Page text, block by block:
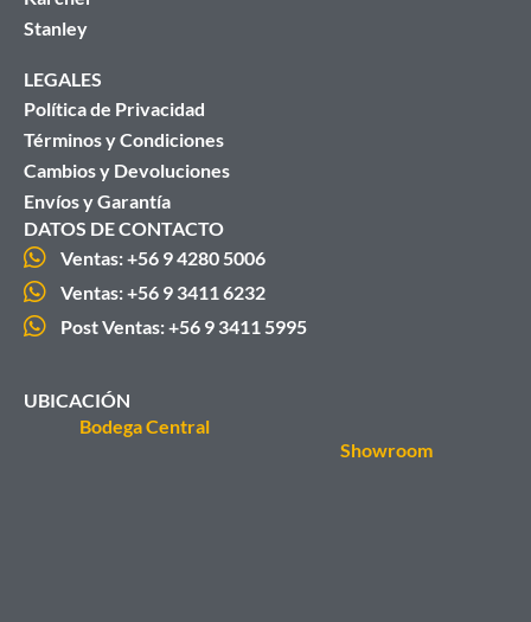
Stanley
LEGALES
Política de Privacidad
Términos y Condiciones
Cambios y Devoluciones
Envíos y Garantía
DATOS DE CONTACTO
Ventas: +56 9 4280 5006
Ventas: +56 9 3411 6232
Post Ventas: +56 9 3411 5995
UBICACIÓN
Bodega Central
Showroom